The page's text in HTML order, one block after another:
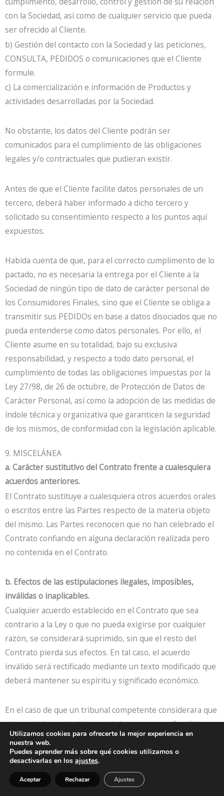
con la Sociedad, así como de cualquier servicio que pueda
ser ofrecido al Cliente.
b) Gestión del contacto con la Sociedad y las peticiones,
CONSULTA, PEDIDOS o comunicaciones que el Cliente
formule.
c) La comercialización e información de Productos y
actividades desarrolladas por la Sociedad.
No obstante, los datos del Cliente podrán ser
comunicados para el cumplimiento de las obligaciones
legales y/o contractuales que pudieran existir.
Antes de que el Cliente facilite datos personales de un
tercero, deberá haber informado a dicho tercero y
solicitado su consentimiento respecto a los puntos aquí
expuestos.
Habida cuenta de que, para el correcto cumplimento de lo
pactado, no es necesaria la entrega por el Cliente a la
Sociedad de ningún tipo de dato de carácter personal de
los Consumidores Finales, sino que el Cliente se obliga a
transmitir sus PEDIDOs en base a datos disociados que no
pueda entenderse como datos personales. Por ello, el
Cliente asume en su totalidad, bajo su exclusiva
responsabilidad, y respecto a todo dato personal, el
cumplimiento de todas las obligaciones impuestas por la
Ley 27/98, de 26 de octubre, de Protección de Datos de
Carácter Personal, así como la adopción de las medidas de
índole técnica y organizativa que garanticen la seguridad
de los mismos, de conformidad con la legislación aplicable.
9. MISCELÁNEA
a. Carácter sustitutivo del Contrato frente a cualesquiera
acuerdos anteriores.
El Contrato sustituye a cualesquiera otros acuerdos orales
o escritos entre las Partes respecto de la materia objeto
del mismo. Las Partes reconocen que no han celebrado el
Contrato confiando en alguna declaración realizada pero
no contenida en el Contrato.
b. Efectos de las estipulaciones ilegales, imposibles,
inválidas o inaplicables.
Cualquier acuerdo establecido en el Contrato que sea
contrario a la Ley o que no pueda exigirse por cualquier
razón, se considerará suprimido, sin que el resto del
Contrato pierda sus efectos. En tal caso, el acuerdo
inválido será rectificado mediante un texto modificado que
deberá mantener su espíritu y significado económico.
En el caso de que un tribunal competente considerara que
alguna de las estipulaciones de las presentes Condiciones
es inválida o inaplicable, total o parcialmente, la validez de
cualquier otra estipulación contemplada en las presentes
condiciones y la parte restante de la estipulación en
cuestión, no quedará afectada.
Utilizamos cookies para ofrecerte la mejor experiencia en
nuestra web.
Puedes aprender más sobre qué cookies utilizamos o
desactivarlas en los ajustes.
Aceptar Rechazar Ajustes